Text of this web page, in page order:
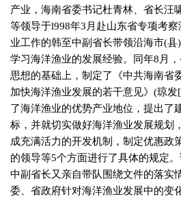
产业，海南省委书记杜青林、省长汪
等领导于l998年3月赴山东省专项考
业工作的韩至中副省长带领沿海市(县)
学习海洋渔业的发展经验。同年8月
思想的基础上，制定了《中共海南省
加快海洋渔业发展的若干意见》 (琼发
了海洋渔业的优势产业地位，提出了
标，并就切实做好海洋渔业发展规划
成充满活力的开发机制，制定优惠政
的领导等5个方面进行了具体的规定
中副省长又亲自带队围绕文件的落实
委、省政府针对海洋渔业发展中的变